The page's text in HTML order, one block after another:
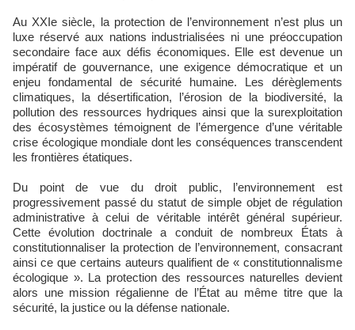
Au XXIe siècle, la protection de l’environnement n’est plus un
luxe réservé aux nations industrialisées ni une préoccupation
secondaire face aux défis économiques. Elle est devenue un
impératif de gouvernance, une exigence démocratique et un
enjeu fondamental de sécurité humaine. Les dérèglements
climatiques, la désertification, l’érosion de la biodiversité, la
pollution des ressources hydriques ainsi que la surexploitation
des écosystèmes témoignent de l’émergence d’une véritable
crise écologique mondiale dont les conséquences transcendent
les frontières étatiques.
Du point de vue du droit public, l’environnement est
progressivement passé du statut de simple objet de régulation
administrative à celui de véritable intérêt général supérieur.
Cette évolution doctrinale a conduit de nombreux États à
constitutionnaliser la protection de l’environnement, consacrant
ainsi ce que certains auteurs qualifient de « constitutionnalisme
écologique ». La protection des ressources naturelles devient
alors une mission régalienne de l’État au même titre que la
sécurité, la justice ou la défense nationale.